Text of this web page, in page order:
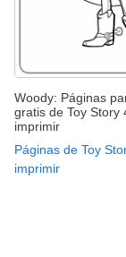
Woody: Páginas
gratis de Toy Story
imprimir
Páginas de Toy
imprimir